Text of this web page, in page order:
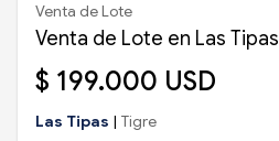
Venta de Lote
Venta de Lote en Las Tipas
$ 199.000 USD
Las Tipas | Tigre